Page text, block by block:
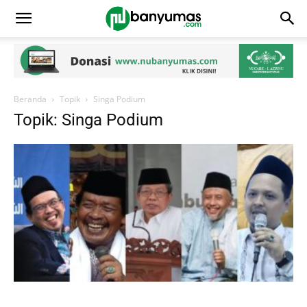
Beranda Topik Singa Podium
Topik: Singa Podium